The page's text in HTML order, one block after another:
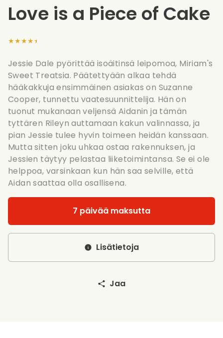
Love is a Piece of Cake
★★★★★
Jessie Dale pyörittää isoäitinsä leipomoa, Miriam's
Sweet Treatsia. Päätettyään alkaa tehdä
hääkakkuja ensimmäinen asiakas on Suzanne
Cooper, tunnettu vaatesuunnittelija. Hän on
tuonut mukanaan veljensä Aidanin ja tämän
tyttären Rileyn auttamaan kakun valinnassa, ja
pian Jessie tulee hyvin toimeen heidän kanssaan.
Mutta sitten joku uhkaa ostaa rakennuksen, ja
Jessien täytyy pelastaa liiketoimintansa. Se ei ole
helppoa, varsinkaan kun hän saa selville, että
Aidan saattaa olla osallisena.
7 päivää maksutta
Lisätietoja
Jaa